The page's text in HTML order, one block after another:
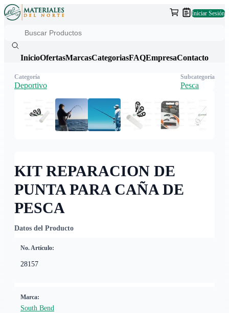
Iniciar Sesión
InicioOfertasMarcasCategoriasFAQEmpresaContacto
KIT REPARACION DE
PUNTA PARA CAÑA DE
PESCA
Datos del Producto
No. Artículo:
28157
Marca:
South Bend
Categoría
Deportivo
Subcategoría
Pesca